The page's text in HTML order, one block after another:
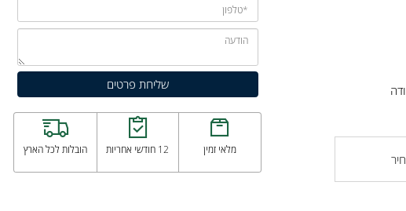
מלאי זמין 12 חודשי אחריות הובלות לכל הארץ